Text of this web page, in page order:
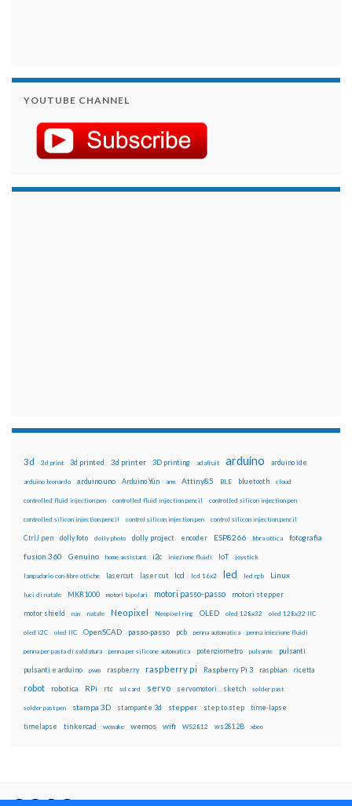
YOUTUBE CHANNEL
3d 3d print 3d printed 3d printer 3D printing adafruit arduino arduino ide
arduino leonardo arduino uno Arduino Yún arm Attiny85 BLE bluetooth cloud
controlled fluid injection pen controlled fluid injection pencil controlled silicon injection pen
controlled silicon injection pencil control silicon injection pen control silicon injection pencil
CtrlJ pen dolly foto dolly photo dolly project encoder ESP8266 fibra ottica fotografia
fusion 360 Genuino home assistant i2c iniezione fluidi IoT joystick
lampadario con fibre ottiche lasercut laser cut lcd lcd 16x2 led led rgb Linux
luci di natale MKR1000 motori bipolari motori passo-passo motori stepper
motor shield nas natale Neopixel Neopixel ring OLED oled 128x32 oled 128x32 IIC
oled i2C oled IIC OpenSCAD passo-passo pcb penna automatica penna iniezione fluidi
penna per pasta di saldatura penna per silicone automatica potenziometro pulsante pulsanti
pulsanti e arduino pwm raspberry raspberry pi Raspberry Pi 3 raspbian ricetta
robot robotica RPi rtc sd card servo servomotori sketch solder past
solder past pen stampa 3D stampante 3d stepper step to step time-lapse
timelapse tinkercad wemake wemos wifi WS2812 ws2812B xbee